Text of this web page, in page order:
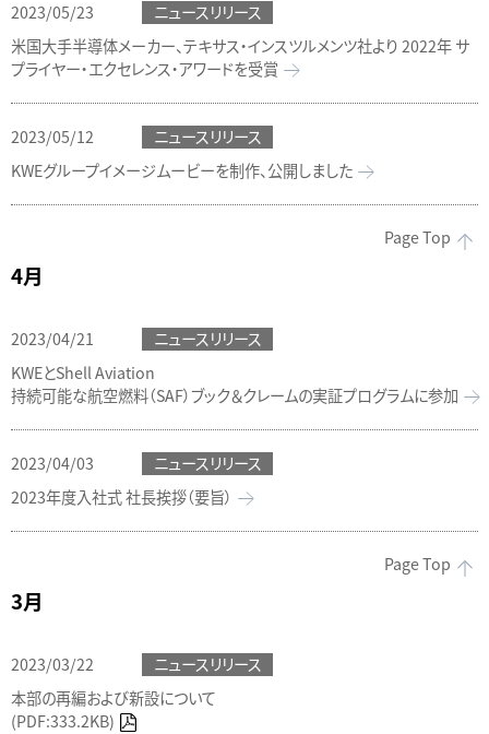
2023/05/23
ニュースリリース
米国大手半導体メーカー、テキサス・インスツルメンツ社より 2022年 サ
プライヤー・エクセレンス・アワードを受賞
2023/05/12
ニュースリリース
KWEグループイメージムービーを制作、公開しました
Page Top
4月
2023/04/21
ニュースリリース
KWEとShell Aviation
持続可能な航空燃料（SAF）ブック＆クレームの実証プログラムに参加
2023/04/03
ニュースリリース
2023年度入社式 社長挨拶（要旨）
Page Top
3月
2023/03/22
ニュースリリース
本部の再編および新設について
(PDF:333.2KB)